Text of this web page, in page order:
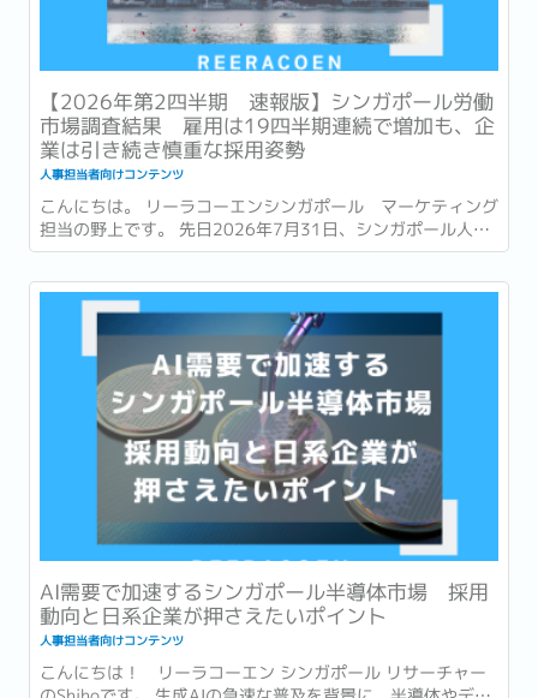
【2026年第2四半期 速報版】シンガポール労働
市場調査結果 雇用は19四半期連続で増加も、企
業は引き続き慎重な採用姿勢
人事担当者向けコンテンツ
こんにちは。 リーラコーエンシンガポール マーケティング
担当の野上です。 先日2026年7月31日、シンガポール人材
開発省 (Ministry of Manpower : 以降MOM) は、2026年第
2四半期 (4~6月) の労働市場速報 (Labour Market
Advance...
AI需要で加速するシンガポール半導体市場 採用
動向と日系企業が押さえたいポイント
人事担当者向けコンテンツ
こんにちは！ リーラコーエン シンガポール リサーチャー